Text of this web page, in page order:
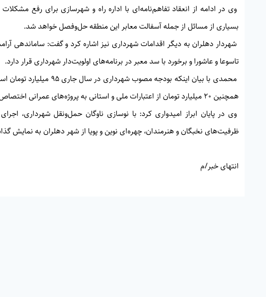
وی در ادامه از انعقاد تفاهم‌نامه‌ای با اداره راه و شهرسازی برای رفع
بسیاری از مسائل از جمله آسفالت معابر این منطقه حل‌وفصل خواهد شد.
شهردار دهلران به دیگر اقدامات شهرداری نیز اشاره کرد و گفت: ساماندهی
تاسوعا و عاشورا و برخورد با سد معبر در برنامه‌های اولویت‌دار شهرداری قرار دارد.
همچنین ۲۰ میلیارد تومان از اعتبارات ملی و استانی به پروژه‌های عمرانی اختصاص یافته است.
وی در پایان ابراز امیدواری کرد: با نوسازی ناوگان حمل‌ونقل شهرداری،
ظرفیت‌های نخبگان و هنرمندان، چهره‌ای نوین و پویا از شهر دهلران به نمایش
انتهای خبر/م